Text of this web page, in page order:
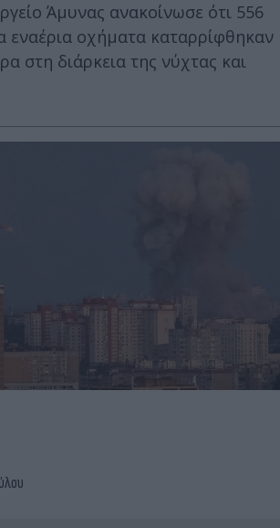
Άμυνας ανακοίνωσε ότι 556
οχήματα καταρρίφθηκαν
στη διάρκεια της νύχτας και